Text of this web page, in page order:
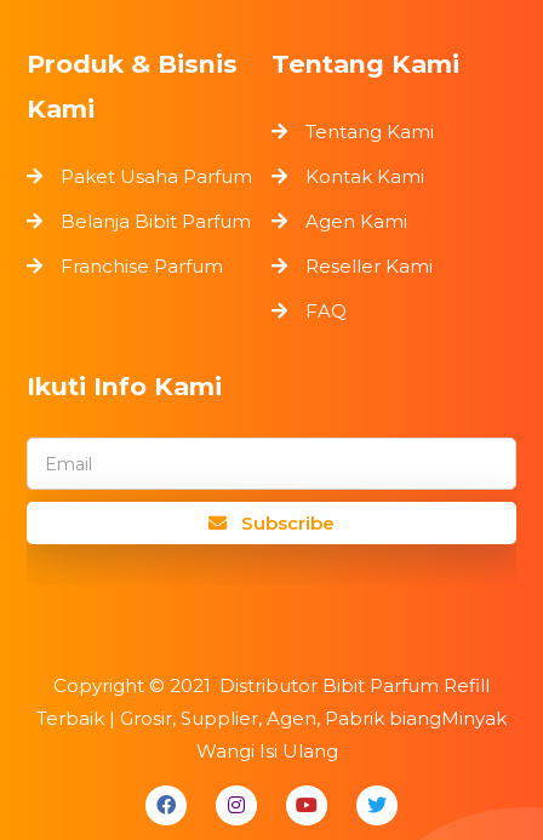
Produk & Bisnis
Kami
Paket Usaha Parfum
Belanja Bibit Parfum
Franchise Parfum
Tentang Kami
Tentang Kami
Kontak Kami
Agen Kami
Reseller Kami
FAQ
Ikuti Info Kami
Email
Subscribe
Copyright © 2021 Distributor Bibit Parfum Refill
Terbaik | Grosir, Supplier, Agen, Pabrik biangMinyak
Wangi Isi Ulang